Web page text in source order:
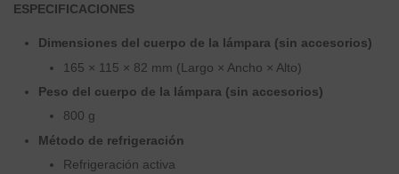
ESPECIFICACIONES
Dimensiones del cuerpo de la lámpara (sin accesorios)
165 × 115 × 82 mm (Largo × Ancho × Alto)
Peso del cuerpo de la lámpara (sin accesorios)
800 g
Método de refrigeración
Refrigeración activa